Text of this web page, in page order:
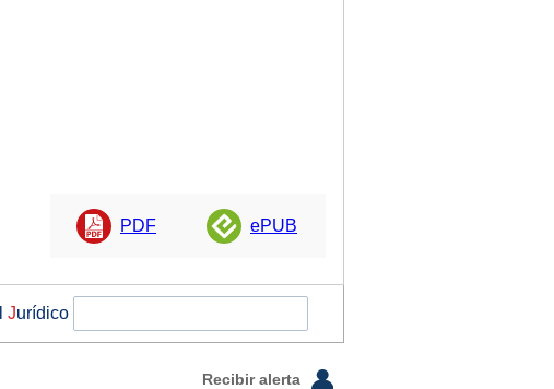
PDF ePUB
Jurídico
Recibir alerta